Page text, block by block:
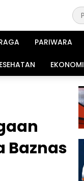
PARIWARA
EKONOMI
Baznas